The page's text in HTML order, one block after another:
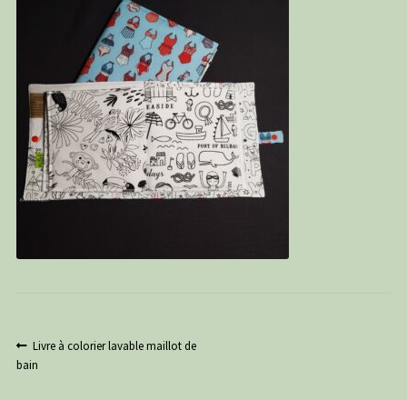
C G
Navigation
de
Article
précédent :
Livre à colorier lavable maillot de
bain